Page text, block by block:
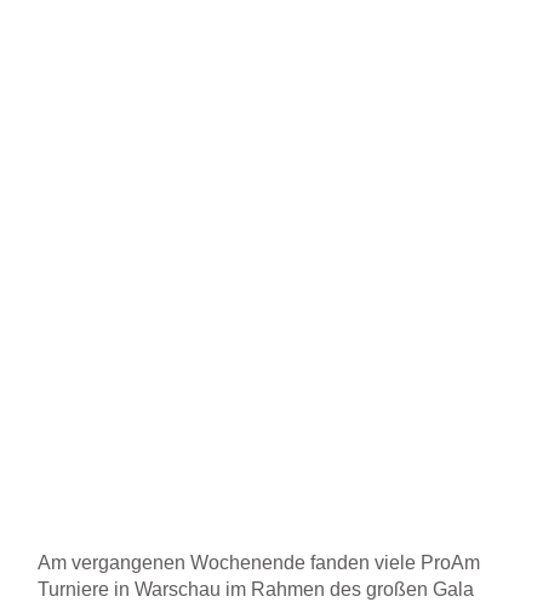
Am vergangenen Wochenende fanden viele ProAm
Turniere in Warschau im Rahmen des großen Gala